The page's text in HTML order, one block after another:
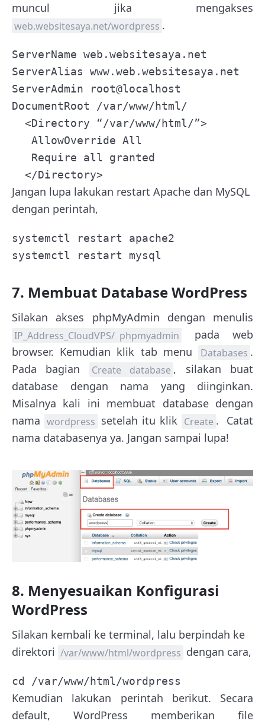
muncul jika mengakses
web.websitesaya.net/wordpress .
ServerName web.websitesaya.net
ServerAlias www.web.websitesaya.net
ServerAdmin root@localhost
DocumentRoot /var/www/html/
  <Directory “/var/www/html/”>
   AllowOverride All
   Require all granted
  </Directory>
Jangan lupa lakukan restart Apache dan MySQL
dengan perintah,
systemctl restart apache2
systemctl restart mysql
7. Membuat Database WordPress
Silakan akses phpMyAdmin dengan menulis
IP_Address_CloudVPS/ phpmyadmin
pada web
browser. Kemudian klik tab menu
Databases .
Pada bagian
Create database , silakan buat
database dengan nama yang diinginkan.
Misalnya kali ini membuat database dengan
nama wordpress setelah itu klik Create . Catat
nama databasenya ya. Jangan sampai lupa!
8. Menyesuaikan Konfigurasi
WordPress
Silakan kembali ke terminal, lalu berpindah ke
direktori /var/www/html/wordpress dengan cara,
cd /var/www/html/wordpress
Kemudian lakukan perintah berikut. Secara
default, WordPress memberikan file